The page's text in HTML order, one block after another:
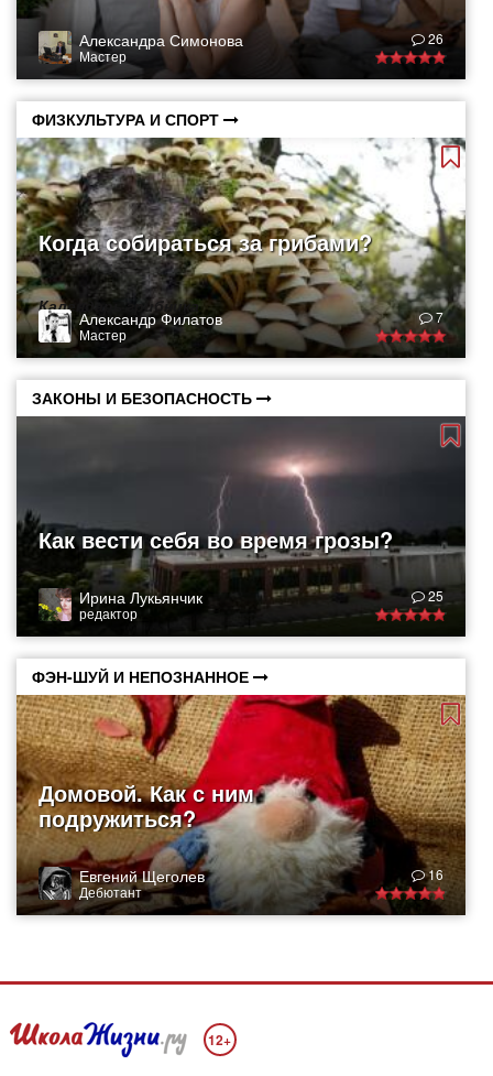
Александра Симонова
Мастер
26
ФИЗКУЛЬТУРА И СПОРТ
Когда собираться за грибами?
Календарь грибника
Александр Филатов
Мастер
7
ЗАКОНЫ И БЕЗОПАСНОСТЬ
Как вести себя во время грозы?
Ирина Лукьянчик
редактор
25
ФЭН-ШУЙ И НЕПОЗНАННОЕ
Домовой. Как с ним
подружиться?
Евгений Щеголев
Дебютант
16
12+